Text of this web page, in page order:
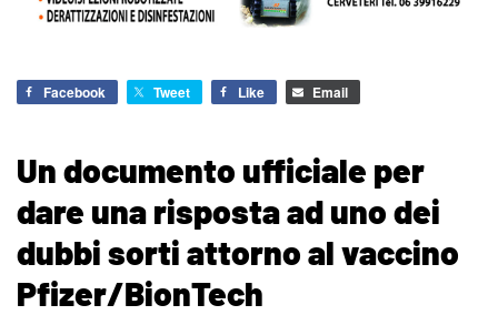
Facebook Tweet Like Email
Un documento ufficiale per
dare una risposta ad uno dei
dubbi sorti attorno al vaccino
Pfizer/BionTech